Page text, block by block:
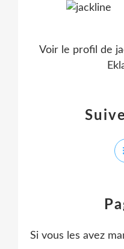
Si vous les avez
Voir le profil de